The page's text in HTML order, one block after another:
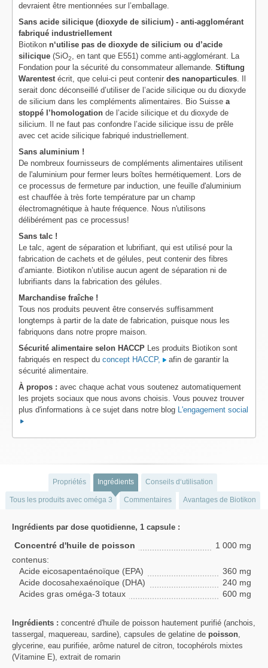
devraient être mentionnées sur l’emballage.
Sans acide silicique (dioxyde de silicium) - anti-agglomérant
fabriqué industriellement
Biotikon n‘utilise pas de dioxyde de silicium ou d’acide
silicique (SiO2, en tant que E551) comme anti-agglomérant. La
Fondation pour la sécurité du consommateur allemande. Stiftung
Warentestécrit, que celui-ci peut contenir des nanoparticules. Il
serait donc déconseillé d’utiliser de l’acide silicique ou du dioxyde
de silicium dans les compléments alimentaires. Bio Suisse a
stoppé l’homologation de l’acide silicique et du dioxyde de
silicium. Il ne faut pas confondre l’acide silicique issu de prêle
avec cet acide silicique fabriqué industriellement.
Sans aluminium !
De nombreux fournisseurs de compléments alimentaires utilisent
de l'aluminium pour fermer leurs boîtes hermétiquement. Lors de
ce processus de fermeture par induction, une feuille d'aluminium
est chauffée à très forte température par un champ
électromagnétique à haute fréquence. Nous n'utilisons
délibérément pas ce processus!
Sans talc !
Le talc, agent de séparation et lubrifiant, qui est utilisé pour la
fabrication de cachets et de gélules, peut contenir des fibres
d’amiante. Biotikon n’utilise aucun agent de séparation ni de
lubrifiants dans la fabrication des gélules.
Marchandise fraîche !
Tous nos produits peuvent être conservés suffisamment
longtemps à partir de la date de fabrication, puisque nous les
fabriquons dans notre propre maison.
Sécurité alimentaire selon HACCP Les produits Biotikon sont
fabriqués en respect du concept HACCP,
afin de garantir la
sécurité alimentaire.
À propos : avec chaque achat vous soutenez automatiquement
les projets sociaux que nous avons choisis. Vous pouvez trouver
plus d'informations à ce sujet dans notre blog L'engagement social
Propriétés Ingrédients Conseils d‘utilisation
Tous les produits avec oméga 3 Commentaires Avantages de Biotikon
Ingrédients par dose quotidienne, 1 capsule :
Concentré d'huile de poisson
1 000 mg
contenus:
Acide eicosapentaénoïque (EPA)
360 mg
Acide docosahexaénoïque (DHA)
240 mg
Acides gras oméga-3 totaux
600 mg
Ingrédients : concentré d'huile de poisson hautement purifié (anchois,
tassergal, maquereau, sardine), capsules de gelatine de poisson,
glycerine, eau purifiée, arôme naturel de citron, tocophérols mixtes
(Vitamine E), extrait de romarin